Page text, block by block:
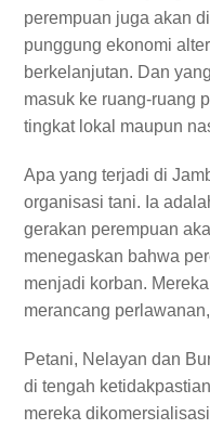
perempuan juga akan
punggung ekonomi
berkelanjutan. Dan
masuk ke ruang-ruang
tingkat lokal maupun
Apa yang terjadi di
organisasi tani. Ia
gerakan perempuan
menegaskan bahwa
menjadi korban.
merancang
Petani, Nelayan dan
di tengah
mereka